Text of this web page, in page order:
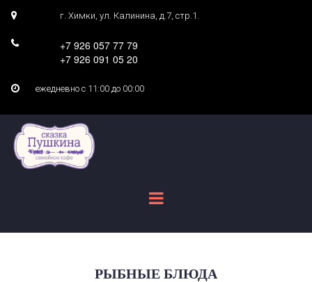
г. Химки, ул. Калинина, д.7, стр.1.
+7 926 057 77 79
+7 926 091 05 20
ежедневно с 11:00 до 00:00
РЫБНЫЕ БЛЮДА